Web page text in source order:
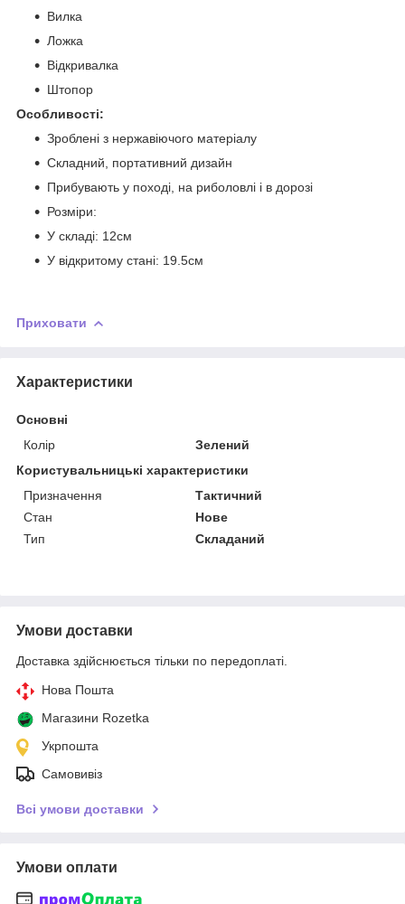
Вилка
Ложка
Відкривалка
Штопор
Особливості:
Зроблені з нержавіючого матеріалу
Складний, портативний дизайн
Прибувають у поході, на риболовлі і в дорозі
Розміри:
У складі: 12см
У відкритому стані: 19.5см
Приховати
Характеристики
Основні
Колір
Зелений
Користувальницькі характеристики
Призначення
Тактичний
Стан
Нове
Тип
Складаний
Умови доставки
Доставка здійснюється тільки по передоплаті.
Нова Пошта
Магазини Rozetka
Укрпошта
Самовивіз
Всі умови доставки
Умови оплати